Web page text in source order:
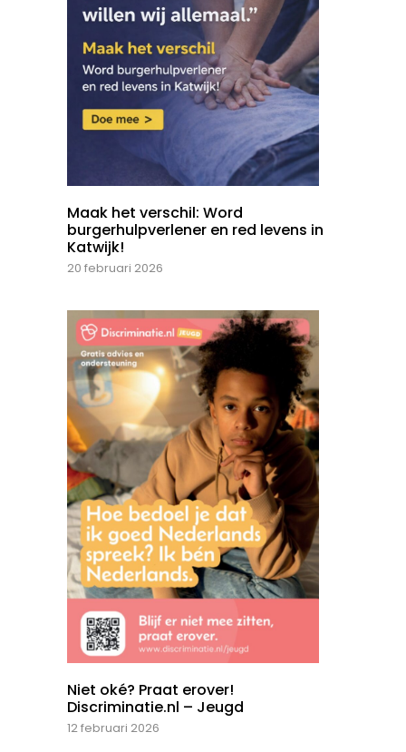
Maak het verschil: Word
burgerhulpverlener en red levens in
Katwijk!
20 februari 2026
Niet oké? Praat erover!
Discriminatie.nl – Jeugd
12 februari 2026